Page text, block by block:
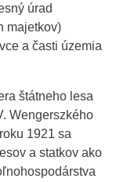
úrad
majetkov)
a časti územia
štátneho lesa
Wengerszkého
1921 sa
a statkov ako